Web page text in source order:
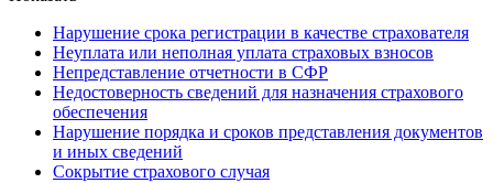
Бератор
«Практическая энциклопедия бухгалтера»
Материалы электронного журнала
«Нормативные акты для бухгалтера»
Материалы электронного журнала
«Практическая бухгалтерия»
Онлайн-сервисы «Учетная политика» и «Алгоритмы для
Нарушение срока регистрации в качестве страхователя
Неуплата или неполная уплата страховых взносов
Непредставление отчетности в СФР
Недостоверность сведений для назначения страхового
обеспечения
Нарушение порядка и сроков представления документов
и иных сведений
Сокрытие страхового случая